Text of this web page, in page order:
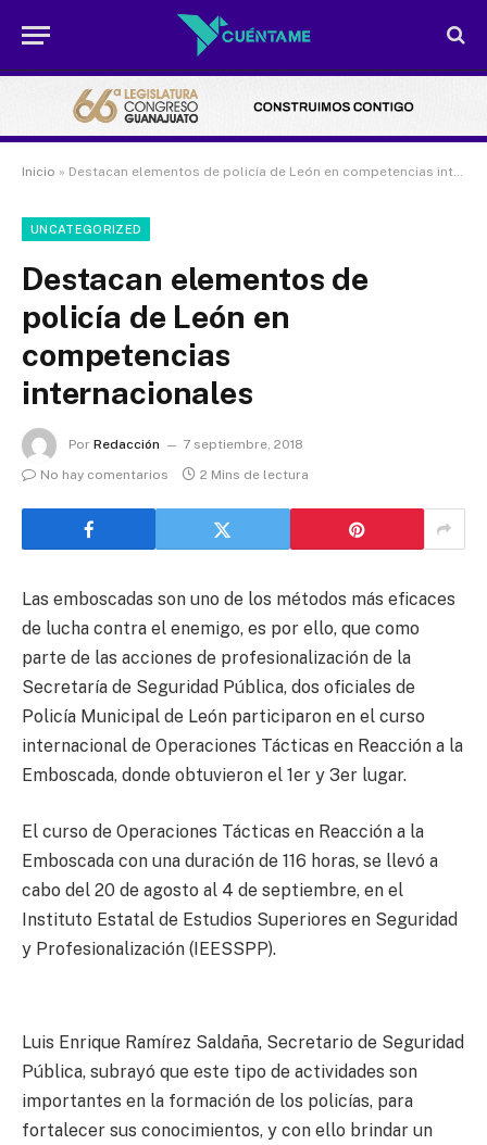
Inicio » Destacan elementos de policía de León en competencias internacionales
UNCATEGORIZED
Destacan elementos de
policía de León en
competencias
internacionales
Por Redacción
7 septiembre, 2018
No hay comentarios
2 Mins de lectura
Las emboscadas son uno de los métodos más eficaces
de lucha contra el enemigo, es por ello, que como
parte de las acciones de profesionalización de la
Secretaría de Seguridad Pública, dos oficiales de
Policía Municipal de León participaron en el curso
internacional de Operaciones Tácticas en Reacción a la
Emboscada, donde obtuvieron el 1er y 3er lugar.
El curso de Operaciones Tácticas en Reacción a la
Emboscada con una duración de 116 horas, se llevó a
cabo del 20 de agosto al 4 de septiembre, en el
Instituto Estatal de Estudios Superiores en Seguridad
y Profesionalización (IEESSPP).
Luis Enrique Ramírez Saldaña, Secretario de Seguridad
Pública, subrayó que este tipo de actividades son
importantes en la formación de los policías, para
fortalecer sus conocimientos, y con ello brindar un